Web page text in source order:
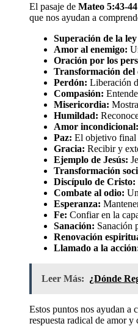
El pasaje de Mateo 5:43-44
que nos ayudan a
Superación de la
Amor al enemigo:
Oración por los
Transformación del
Perdón: Liberación
Compasión:
Misericordia:
Humildad:
Amor incondicional:
Paz: El objetivo final
Gracia: Recibir y
Ejemplo de Jesús:
Transformación
Discípulo de Cristo:
Combate al odio:
Esperanza:
Fe: Confiar en la
Sanación: Sanación
Renovación
Llamado a la
Leer Más: ¿Dónde
Estos puntos nos ayudan a
respuesta radical de amor